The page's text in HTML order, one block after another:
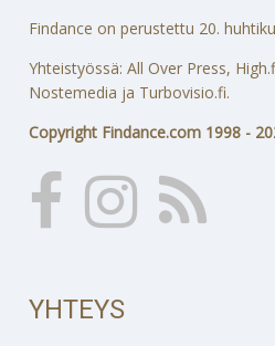
Findance on perustettu 20.
Yhteistyössä: All Over Press,
Nostemedia ja Turbovisio.fi.
Copyright Findance.com 1998 -
YHTEYS